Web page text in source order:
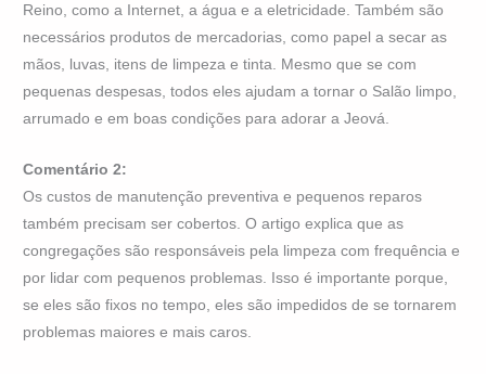
Reino, como a Internet, a água e a eletricidade. Também são
necessários produtos de mercadorias, como papel a secar as
mãos, luvas, itens de limpeza e tinta. Mesmo que se com
pequenas despesas, todos eles ajudam a tornar o Salão limpo,
arrumado e em boas condições para adorar a Jeová.
Comentário 2:
Os custos de manutenção preventiva e pequenos reparos
também precisam ser cobertos. O artigo explica que as
congregações são responsáveis pela limpeza com frequência e
por lidar com pequenos problemas. Isso é importante porque,
se eles são fixos no tempo, eles são impedidos de se tornarem
problemas maiores e mais caros.